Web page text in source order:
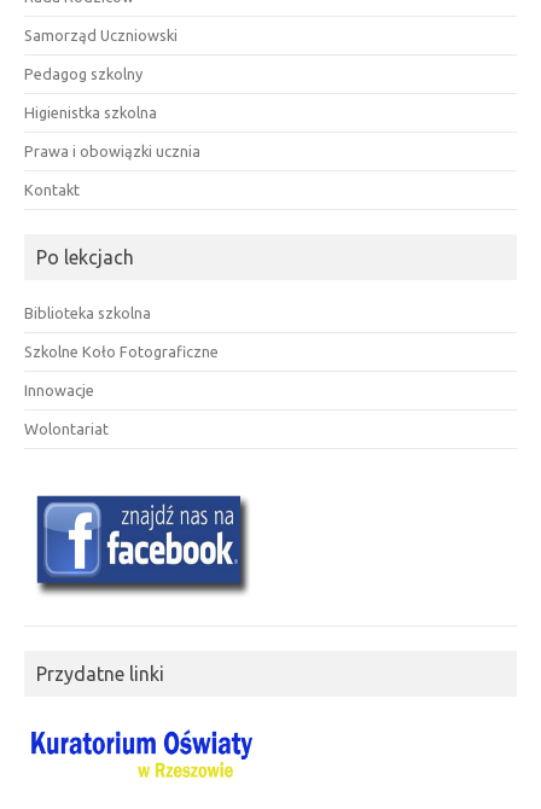
Samorząd Uczniowski
Pedagog szkolny
Higienistka szkolna
Prawa i obowiązki ucznia
Kontakt
Po lekcjach
Biblioteka szkolna
Szkolne Koło Fotograficzne
Innowacje
Wolontariat
Przydatne linki